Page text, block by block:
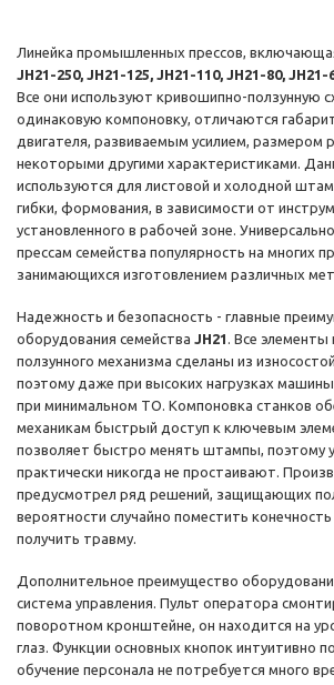
Линейка промышленных прессов,
JH21-250, JH21-125, JH21-110, JH21-80, JH21-
Все они используют кривошипно-ползунную
одинаковую компоновку, отличаются
двигателя, развиваемым усилием, размером
некоторыми другими характеристиками.
используются для листовой и холодной
гибки, формования, в зависимости от
установленного в рабочей зоне.
прессам семейства популярность на многих
занимающихся изготовлением различных
Надежность и безопасность - главные
оборудования семейства JH21 . Все
ползунного механизма сделаны из
поэтому даже при высоких нагрузках
при минимальном ТО. Компоновка станков
механикам быстрый доступ к ключевым
позволяет быстро менять штампы, поэтому
практически никогда не простаивают.
предусмотрел ряд решений, защищающих
вероятности случайно поместить
получить травму.
Дополнительное преимущество
система управления. Пульт оператора
поворотном кронштейне, он находится на
глаз. Функции основных кнопок интуитивно
обучение персонала не потребуется много